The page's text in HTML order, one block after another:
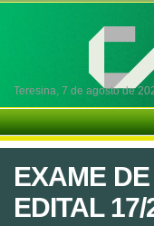
Teresina, 7 de agosto de
EXAME
EDITAL